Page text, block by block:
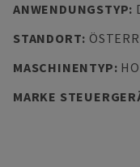
ANWENDUNGSTYP:
STANDORT:
MASCHINENTYP:
MARKE